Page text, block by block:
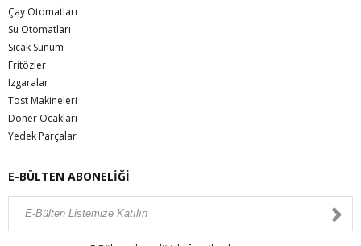
Çay Otomatları
Su Otomatları
Sıcak Sunum
Fritözler
Izgaralar
Tost Makineleri
Döner Ocakları
Yedek Parçalar
E-BÜLTEN ABONELİĞİ